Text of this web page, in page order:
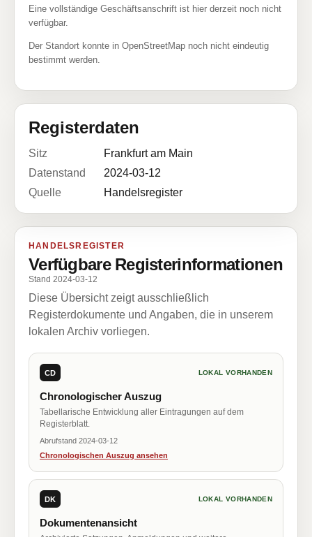
Eine vollständige Geschäftsanschrift ist hier derzeit noch nicht
verfügbar.
Der Standort konnte in OpenStreetMap noch nicht eindeutig
bestimmt werden.
Registerdaten
Sitz
Frankfurt am Main
Datenstand
2024-03-12
Quelle
Handelsregister
HANDELSREGISTER
Verfügbare Registerinformationen
Stand 2024-03-12
Diese Übersicht zeigt ausschließlich
Registerdokumente und Angaben, die in unserem
lokalen Archiv vorliegen.
CD LOKAL VORHANDEN
Chronologischer Auszug
Tabellarische Entwicklung aller Eintragungen auf dem
Registerblatt.
Abrufstand 2024-03-12
Chronologischen Auszug ansehen
DK LOKAL VORHANDEN
Dokumentenansicht